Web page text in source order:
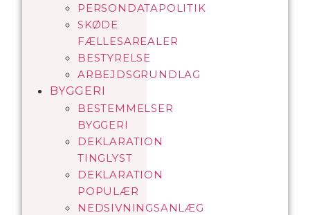
PERSONDATAPOLITIK
SKØDE
FÆLLESAREALER
BESTYRELSE
ARBEJDSGRUNDLAG
BYGGERI
BESTEMMELSER
BYGGERI
DEKLARATION
TINGLYST
DEKLARATION
POPULÆR
NEDSIVNINGSANLÆG